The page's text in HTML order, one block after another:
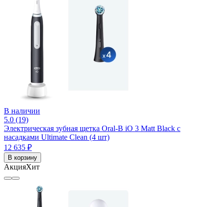
В наличии
5.0 (19)
Электрическая зубная щетка Oral-B iO 3 Matt Black с
насадками Ultimate Clean (4 шт)
12 635 ₽
В корзину
АкцияХит